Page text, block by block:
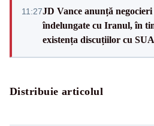
11:27JD Vance anunță
îndelungate cu Iranul, în
existența discuțiilor cu SUA
Distribuie articolul